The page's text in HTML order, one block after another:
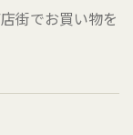
街でお買い物を